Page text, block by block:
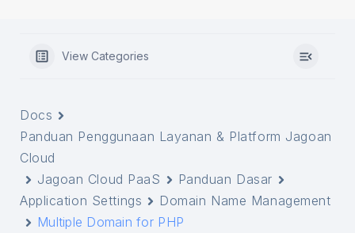
View Categories
Docs
Panduan Penggunaan Layanan & Platform Jagoan
Cloud
Jagoan Cloud PaaS
Panduan Dasar
Application Settings
Domain Name Management
Multiple Domain for PHP